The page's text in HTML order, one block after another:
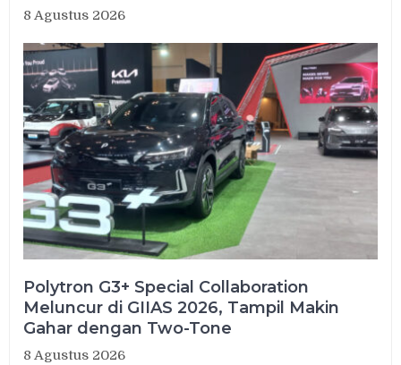
8 Agustus 2026
Polytron G3+ Special Collaboration
Meluncur di GIIAS 2026, Tampil Makin
Gahar dengan Two-Tone
8 Agustus 2026